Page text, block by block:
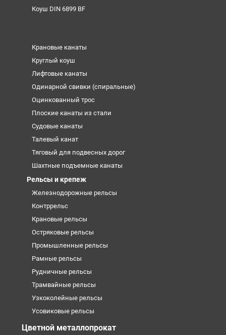
Коуш DIN 6899 BF
Крановые канаты
Круглый коуш
Лифтовые канаты
Одинарной свивки (спиральные)
Оцинкованный трос
Плоские канаты из стали
Судовые канаты
Талевый канат
Тяговый для подвесных дорог
Шахтные подъемные канаты
Рельсы и крепеж
Железнодорожные рельсы
Контррельс
Крановые рельсы
Остряковые рельсы
Промышленные рельсы
Рамные рельсы
Рудничные рельсы
Трамвайные рельсы
Узкоколейные рельсы
Усовиковые рельсы
Цветной металлопрокат